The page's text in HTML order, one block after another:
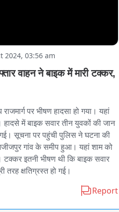
2024, 03:56 am
वाहन ने बाइक में मारी टक्कर,
पर भीषण हादसा हो गया। यहां
में बाइक सवार तीन युवकों की जान
सूचना पर पहुंची पुलिस ने घटना की
गांव के समीप हुआ। यहां शाम को
टक्कर इतनी भीषण थी कि बाइक सवार
क्षतिग्रस्त हो गई।
Report